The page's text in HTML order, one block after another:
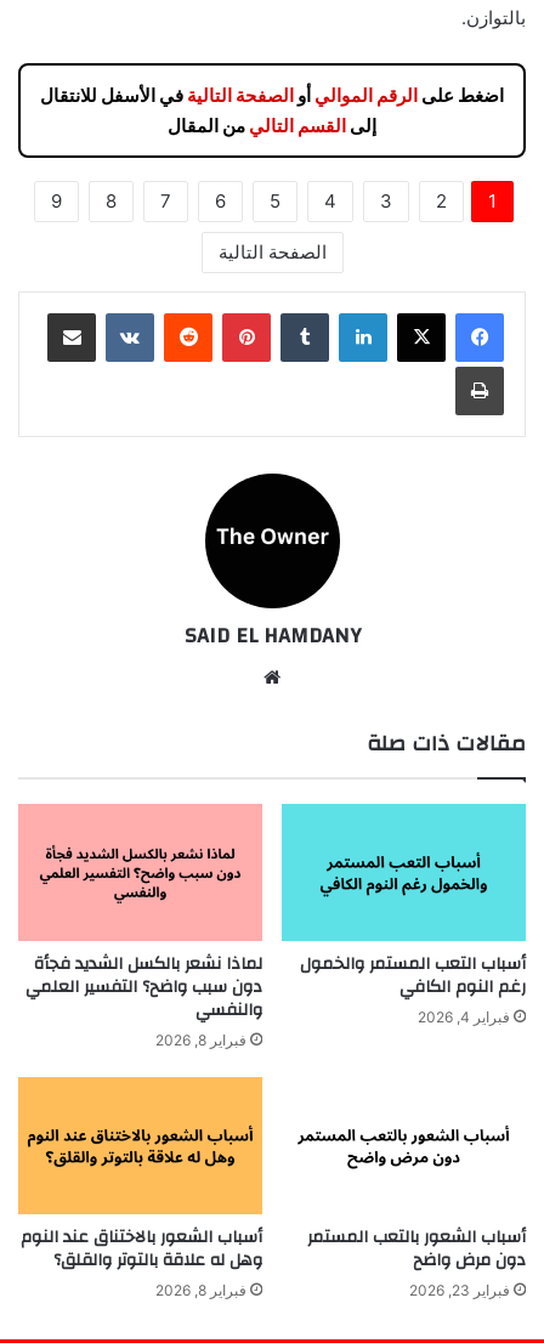
بالتوازن.
اضغط على الرقم الموالي أو الصفحة التالية في الأسفل للانتقال
إلى القسم التالي من المقال
1
2
3
4
5
6
7
8
9
الصفحة التالية
لينكدإن بينتيريست مشاركة عبر البريد
طباعة
SAID EL HAMDANY
مقالات ذات صلة
أسباب التعب المستمر والخمول
رغم النوم الكافي
فبراير 4, 2026
لماذا نشعر بالكسل الشديد فجأة
دون سبب واضح؟ التفسير العلمي
والنفسي
فبراير 8, 2026
أسباب الشعور بالتعب المستمر
دون مرض واضح
فبراير 23, 2026
أسباب الشعور بالاختناق عند النوم
وهل له علاقة بالتوتر والقلق؟
فبراير 8, 2026